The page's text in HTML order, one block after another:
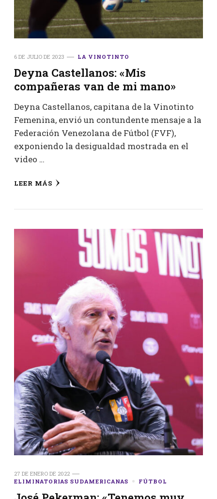
6 DE JULIO DE 2023 LA VINOTINTO
Deyna Castellanos: «Mis
compañeras van de mi mano»
Deyna Castellanos, capitana de la Vinotinto
Femenina, envió un contundente mensaje a la
Federación Venezolana de Fútbol (FVF),
exponiendo la desigualdad mostrada en el
video …
LEER MÁS
27 DE ENERO DE 2022
ELIMINATORIAS SUDAMERICANAS
FÚTBOL